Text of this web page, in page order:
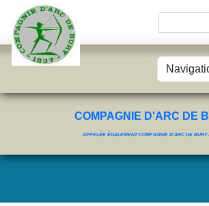
COMPAGNIE D'ARC DE
APPELÉE ÉGALEMENT COMPAGNIE D'ARC DE
Panneau de gestion des cookies